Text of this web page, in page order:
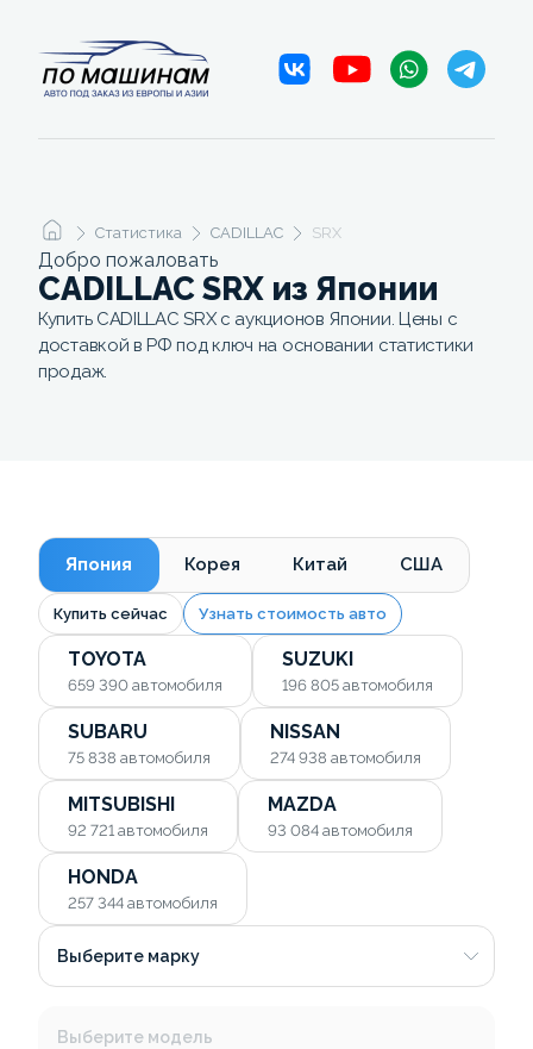
Статистика CADILLAC SRX
Добро пожаловать
CADILLAC SRX из Японии
Купить CADILLAC SRX с аукционов Японии. Цены с
доставкой в РФ под ключ на основании статистики
продаж.
Япония Корея Китай США
Купить сейчас Узнать стоимость авто
TOYOTA
659 390 автомобиля
SUZUKI
196 805 автомобиля
SUBARU
75 838 автомобиля
NISSAN
274 938 автомобиля
MITSUBISHI
92 721 автомобиля
MAZDA
93 084 автомобиля
HONDA
257 344 автомобиля
Выберите марку
Выберите модель